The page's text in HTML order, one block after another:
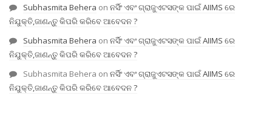
Subhasmita Behera on ନର୍ସିଂ ଏବଂ ଗ୍ରାଜୁଏଟସଙ୍କ ପାଇଁ AIIMS ରେ
ନିଯୁକ୍ତି,ଜାଣନ୍ତୁ କିପରି କରିବେ ଆବେଦନ ?
Subhasmita Behera on ନର୍ସିଂ ଏବଂ ଗ୍ରାଜୁଏଟସଙ୍କ ପାଇଁ AIIMS ରେ
ନିଯୁକ୍ତି,ଜାଣନ୍ତୁ କିପରି କରିବେ ଆବେଦନ ?
Subhasmita Behera on ନର୍ସିଂ ଏବଂ ଗ୍ରାଜୁଏଟସଙ୍କ ପାଇଁ AIIMS ରେ
ନିଯୁକ୍ତି,ଜାଣନ୍ତୁ କିପରି କରିବେ ଆବେଦନ ?